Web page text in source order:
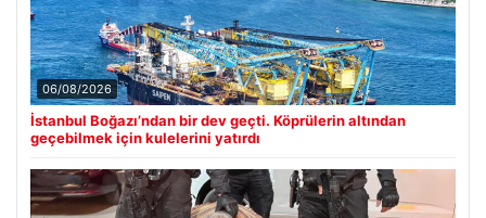
06/08/2026
İstanbul Boğazı’ndan bir dev geçti. Köprülerin altından
geçebilmek için kulelerini yatırdı